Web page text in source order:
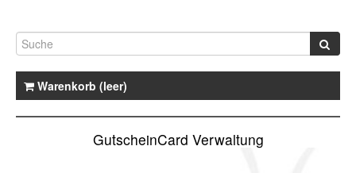
Warenkorb (leer)
GutscheinCard Verwaltung